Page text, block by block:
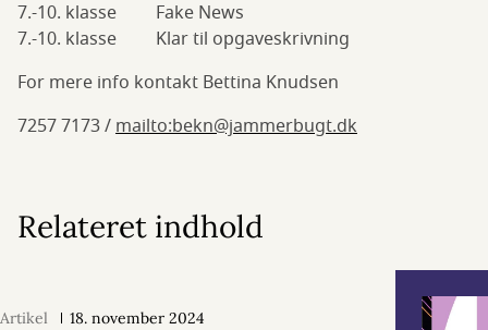
7.-10. klasse Fake News
7.-10. klasse Klar til opgaveskrivning
For mere info kontakt Bettina Knudsen
7257 7173 /mailto:bekn@jammerbugt.dk
Relateret indhold
Artikel 18. november 2024